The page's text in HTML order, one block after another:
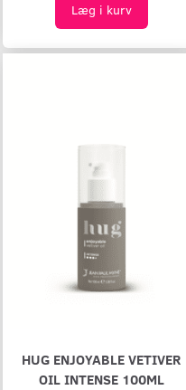
Læg i kurv
HUG ENJOYABLE VETIVER
OIL INTENSE 100ML